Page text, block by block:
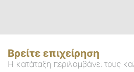
Βρείτε επιχείρηση
Η κατάταξη περιλαμβάνει τους